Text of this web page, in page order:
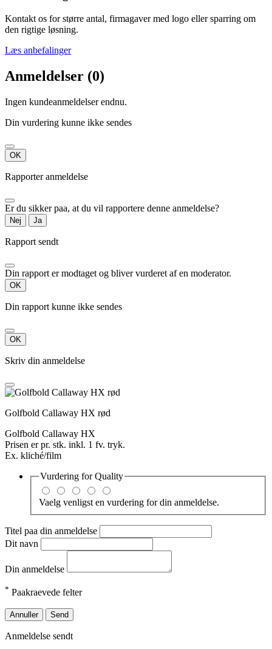
Kontakt os for større antal, firmagaver med logo eller sparring om
den rigtige løsning.
Læs anbefalinger
Anmeldelser (0)
Ingen kundeanmeldelser endnu.
Din vurdering kunne ikke sendes
OK
Rapporter anmeldelse
Er du sikker paa, at du vil rapportere denne anmeldelse?
Nej Ja
Rapport sendt
Din rapport er modtaget og bliver vurderet af en moderator.
OK
Din rapport kunne ikke sendes
OK
Skriv din anmeldelse
Golfbold Callaway HX rød
Golfbold Callaway HX
Prisen er pr. stk. inkl. 1 fv. tryk.
Ex. kliché/film
Vurdering forQuality
Vaelg venligst en vurdering for din anmeldelse.
Titel paa din anmeldelse
Dit navn
Din anmeldelse
* Paakraevede felter
Annuller Send
Anmeldelse sendt